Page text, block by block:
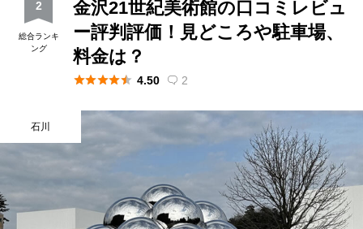
2
総合ランキ
ング
金沢21世紀美術館の口コミレビュ
ー評判評価！見どころや駐車場、
料金は？
 4.50  2
石川